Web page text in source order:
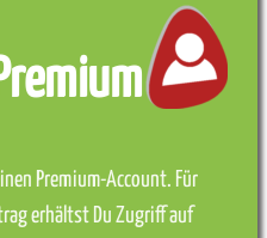
Premium-Account. Für
erhältst Du Zugriff auf